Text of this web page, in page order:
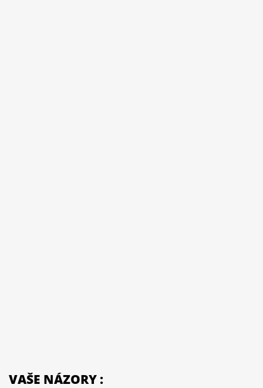
VAŠE NÁZORY :